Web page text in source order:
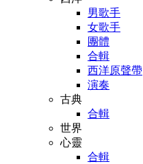
男歌手
女歌手
團體
合輯
西洋原聲帶
演奏
古典
合輯
世界
心靈
合輯